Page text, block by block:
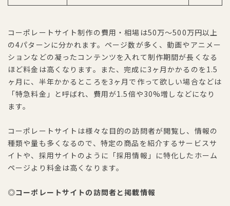
コーポレートサイト制作の費用・相場は50万〜500万円以上
の4パターンに分かれます。ページ数が多く、動画やアニメー
ションなどの凝ったコンテンツを入れて制作期間が長くなる
ほど料金は高くなります。また、完成に3ヶ月かかるのを1.5
ヶ月に、半年かかるところを3ヶ月で作って欲しい場合などは
「特急料金」と呼ばれ、費用が1.5倍や30%増しなどになり
ます。
コーポレートサイトは様々な目的の訪問者が閲覧し、情報の
種類や量も多くなるので、特定の商品を紹介するサービスサ
イトや、採用サイトのように「採用情報」に特化したホーム
ページより料金は高くなります。
◎コーポレートサイトの訪問者と掲載情報